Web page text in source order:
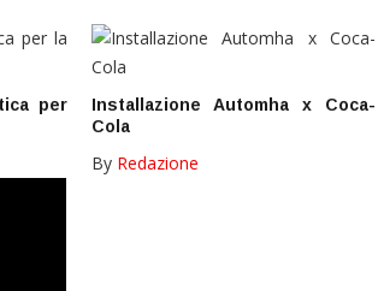
per
Installazione Automha x Coca-
Cola
By Redazione